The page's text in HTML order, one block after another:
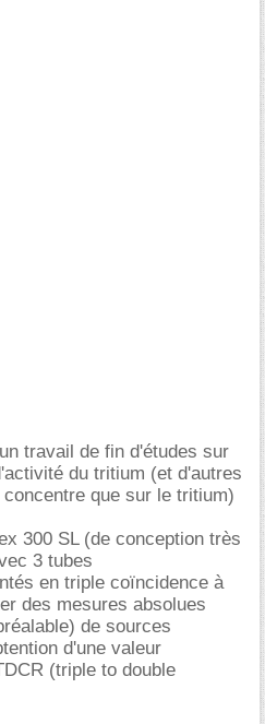
travail de fin d'études sur
du tritium (et d'autres
que sur le tritium)
300 SL (de conception très
3 tubes
en triple coïncidence à
des mesures absolues
de sources
d'une valeur
(triple to double